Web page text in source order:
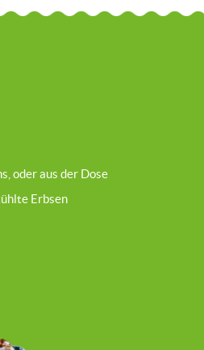
oder aus der Dose
Erbsen